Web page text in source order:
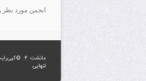
انجمن مورد نظر
مانشت ۴: ©کپی‌رایت سال ۱۳۹۵. همه حقوق برای
تنهایی